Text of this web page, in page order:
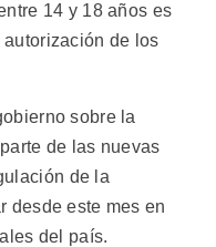
14 y 18 años es
de los
sobre la
de las nuevas
de la
desde este mes en
del país.